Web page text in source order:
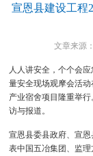
宣恩县建设工程
文章来源
人人讲安全，个个会
量安全现场观摩会活
产业宿舍项目隆重举
访与报道。
宣恩县委县政府、宣
表中国五冶集团、监